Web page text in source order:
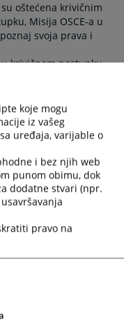
oštećena krivičnim
Misija OSCE-a u
svoja prava i
krivičnom postupku
prava i obaveza, i
u krivičnom
iobrazac
zahtjeva u okviru
za cilj olakšati
postupku u BiH, te
praktičnih
i dužnosti".
pravnog zahtjeva"
koje mogu
iz vašeg
uređaja, varijable o
i bez njih web
punom obimu, dok
dodatne stvari (npr.
pravo na